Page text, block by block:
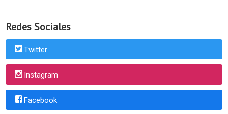
Redes Sociales
Twitter
Instagram
Facebook